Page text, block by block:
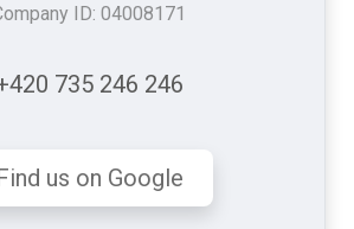
ID: 04008171
735 246 246
us on Google